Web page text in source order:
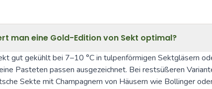
man eine Gold-Edition von Sekt optimal?
gut gekühlt bei 7–10 °C in tulpenförmigen Sektgläsern
Pasteten passen ausgezeichnet. Bei restsüßeren
Sekte mit Champagnern von Häusern wie Bollinger